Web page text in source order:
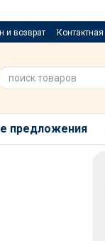
и возврат
предложения